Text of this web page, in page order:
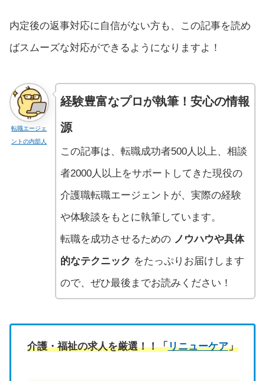
内定後の返事対応に自信がない方も、この記事を読め
ばスムーズな対応ができるようになりますよ！
転職エージェ
ントの内部人
経験豊富なプロが執筆！安心の情報
源
この記事は、転職成功者500人以上、相談
者2000人以上をサポートしてきた現役の
介護職転職エージェントが、実際の経験
や体験談をもとに執筆しています。
転職を成功させるための ノウハウや具体
的なテクニック をたっぷりお届けします
ので、ぜひ最後までお読みください！
介護・福祉の求人を厳選！！「リニューケア」